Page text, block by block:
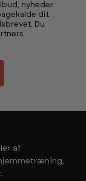
nyheder
dit
Du
af